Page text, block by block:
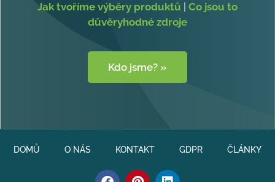
Jak tvoříme výběry produktů
Co jsou to
důvěryhodné zdroje
Kdo jsme? »
DOMŮ O NÁS KONTAKT GDPR ČLÁNKY